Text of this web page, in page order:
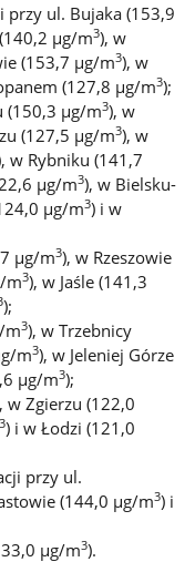
przy ul. Bujaka (153,9
µg/m3), w
(153,7 µg/m3), w
(127,8 µg/m3);
(150,3 µg/m3), w
(127,5 µg/m3), w
w Rybniku (141,7
µg/m3), w Bielsku-
µg/m3) i w
µg/m3), w Rzeszowie
m3), w Jaśle (141,3
);
m3), w Trzebnicy
m3), w Jeleniej Górze
µg/m3);
w Zgierzu (122,0
3) i w Łodzi (121,0
przy ul.
(144,0 µg/m3) i
µg/m3).